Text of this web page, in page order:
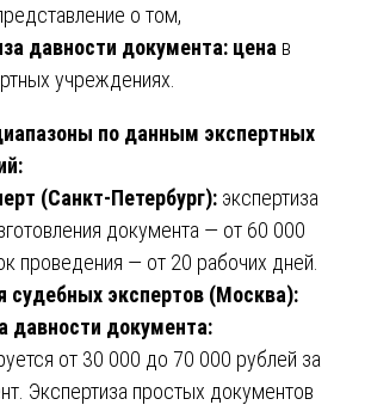
о том,
давности документа: цена в
учреждениях.
по данным экспертных
(Санкт-Петербург): экспертиза
документа — от 60 000
проведения — от 20 рабочих дней.
судебных экспертов (Москва):
давности документа:
от 30 000 до 70 000 рублей за
Экспертиза простых документов